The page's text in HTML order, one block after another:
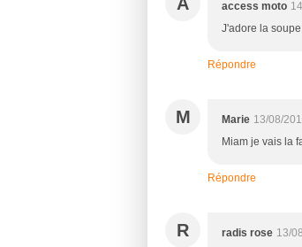
access moto
J'adore la
Répondre
M Marie 13/08/
Miam je vais la
Répondre
R radis rose 13/